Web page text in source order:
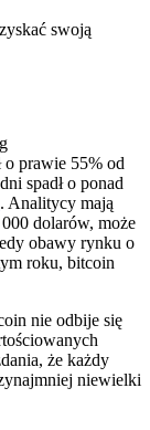
swoją
o prawie 55% od
spadł o ponad
. Analitycy mają
dolarów, może
obawy rynku o
roku, bitcoin
nie odbije się
że każdy
niewielki